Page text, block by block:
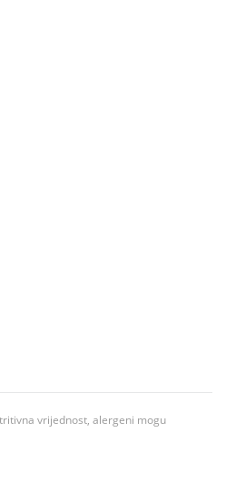
vrijednost, alergeni mogu